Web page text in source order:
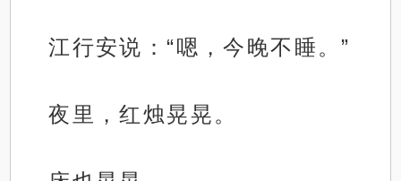
江行安说：“嗯，今晚不睡。”
夜里，红烛晃晃。